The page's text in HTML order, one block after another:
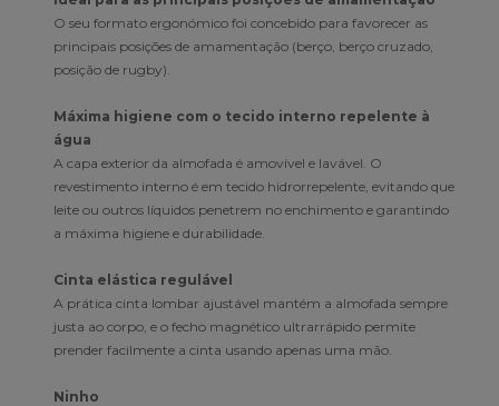
O seu formato ergonómico foi concebido para favorecer as
principais posições de amamentação (berço, berço cruzado,
posição de rugby).
Máxima higiene com o tecido interno repelente à
água
A capa exterior da almofada é amovível e lavável. O
revestimento interno é em tecido hidrorrepelente, evitando que
leite ou outros líquidos penetrem no enchimento e garantindo
a máxima higiene e durabilidade.
Cinta elástica regulável
A prática cinta lombar ajustável mantém a almofada sempre
justa ao corpo, e o fecho magnético ultrarrápido permite
prender facilmente a cinta usando apenas uma mão.
Ninho